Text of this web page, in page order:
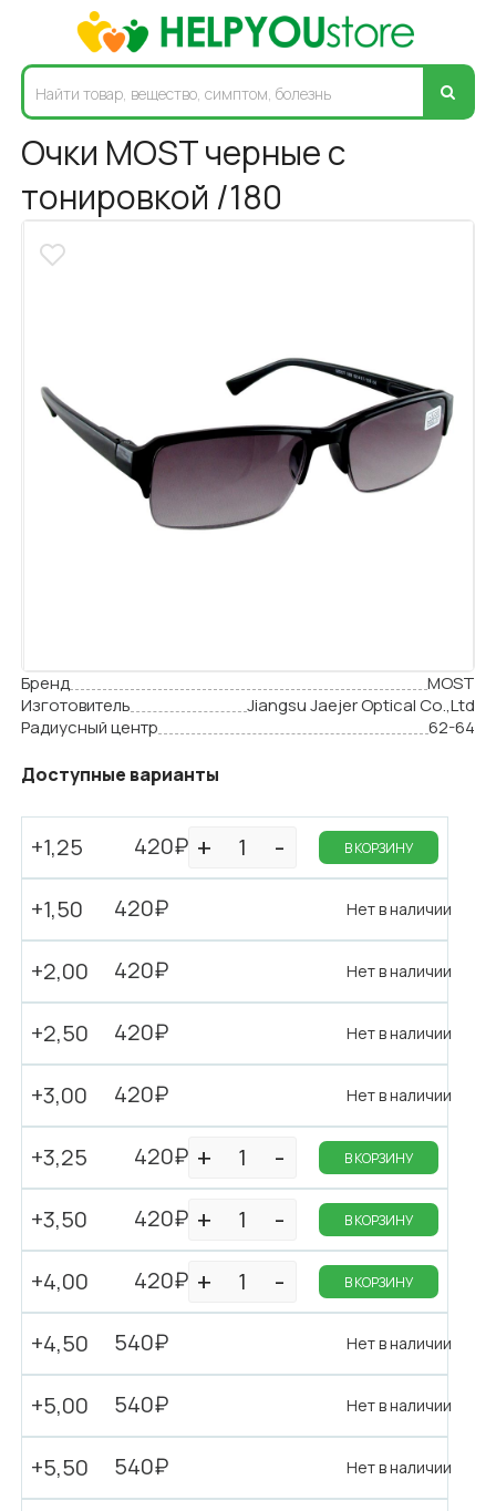
Очки MOST черные с
тонировкой /180
Бренд
MOST
Изготовитель
Jiangsu Jaejer Optical Co.,Ltd
Радиусный центр
62-64
Доступные варианты
+1,25 420₽ В КОРЗИНУ
+1,50 420₽ Нет в наличии
+2,00 420₽ Нет в наличии
+2,50 420₽ Нет в наличии
+3,00 420₽ Нет в наличии
+3,25 420₽ В КОРЗИНУ
+3,50 420₽ В КОРЗИНУ
+4,00 420₽ В КОРЗИНУ
+4,50 540₽ Нет в наличии
+5,00 540₽ Нет в наличии
+5,50 540₽ Нет в наличии